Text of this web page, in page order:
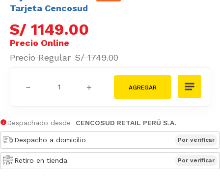
Tarjeta Cencosud
S/ 1149.00
S/ 1749.00
＋
－
Despachado desde CENCOSUD RETAIL PERÚ S.A.
Despacho a domicilio Por verificar
Retiro en tienda Por verificar